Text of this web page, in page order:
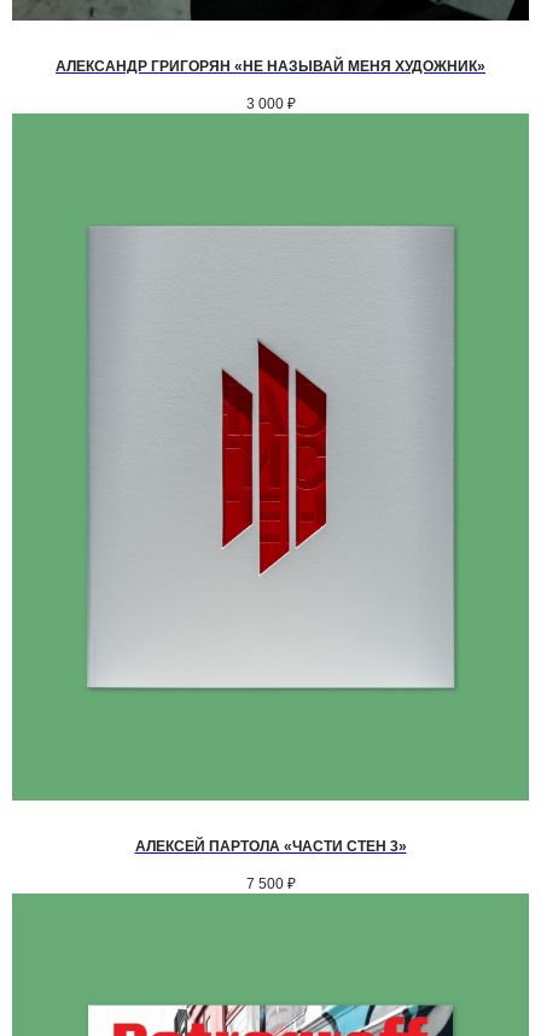
АЛЕКСАНДР ГРИГОРЯН «НЕ НАЗЫВАЙ МЕНЯ ХУДОЖНИК»
3 000 ₽
АЛЕКСЕЙ ПАРТОЛА «ЧАСТИ СТЕН 3»
7 500 ₽